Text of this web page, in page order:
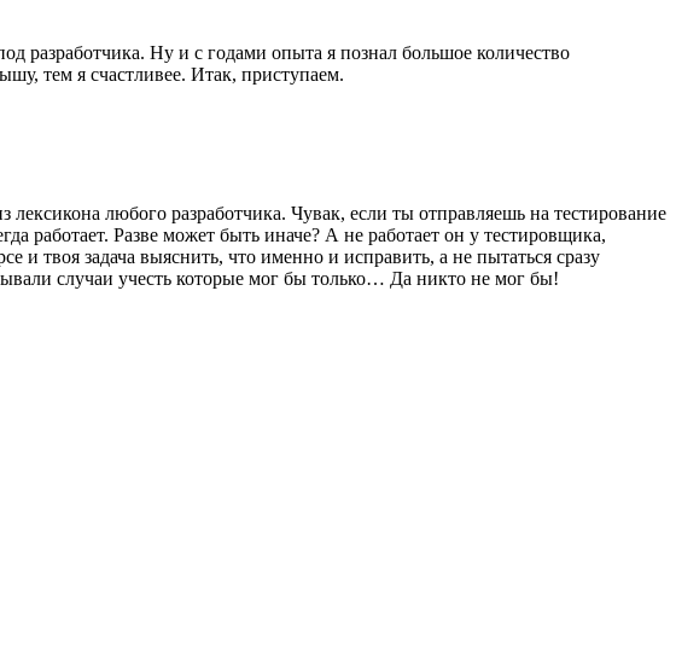
разработчика. Ну и с годами опыта я познал большое количество
тем я счастливее. Итак, приступаем.
любого разработчика. Чувак, если ты отправляешь на тестирование
работает. Разве может быть иначе? А не работает он у тестировщика,
твоя задача выяснить, что именно и исправить, а не пытаться сразу
случаи учесть которые мог бы только… Да никто не мог бы!